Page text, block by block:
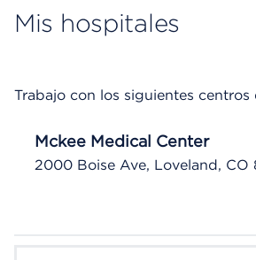
Mis hospitales
Trabajo con los siguientes centros
Mckee Medical Center
2000 Boise Ave, Loveland, CO